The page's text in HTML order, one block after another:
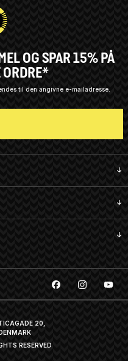
OG SPAR 15% PÅ
ORDRE*
til den angivne e-mailadresse.
20,
RESERVED